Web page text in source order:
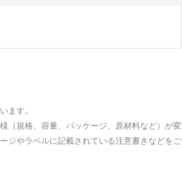
ます。
（規格、容量、パッケージ、原材料など）が変
ジやラベルに記載されている注意書きなどをご